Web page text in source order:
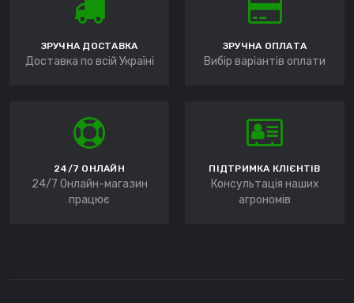
ЗРУЧНА ДОСТАВКА
Доставка по всій Україні
ЗРУЧНА ОПЛАТА
Вибір варіантів оплати
24/7 ОНЛАЙН
24/7 Онлайн-магазин
працює
ПІДТРИМКА КЛІЄНТІВ
Консультація наших
агрономів